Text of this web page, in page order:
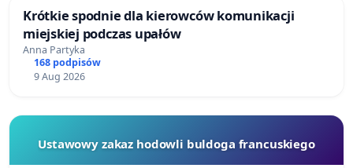
Krótkie spodnie dla kierowców komunikacji
miejskiej podczas upałów
Anna Partyka
168 podpisów
9 Aug 2026
Ustawowy zakaz hodowli buldoga francuskiego